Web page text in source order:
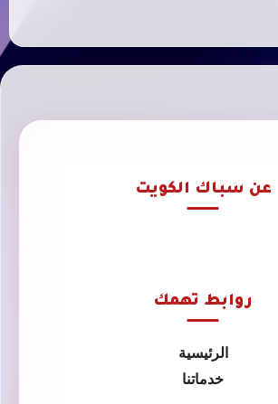
عن سباك الكويت
روابط تهمك
الرئيسية
خدماتنا